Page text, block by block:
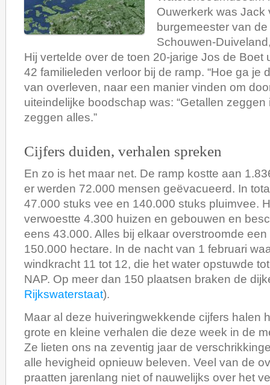
Ouwerkerk was Jack
burgemeester van
Schouwen-
Hij vertelde over de toen 20-jarige Jos de Boet
42 familieleden verloor bij de ramp. “Hoe ga je
van overleven, naar een manier vinden om
uiteindelijke boodschap was: “Getallen
zeggen alles.”
Cijfers duiden, verhalen spreken
En zo is het maar net. De ramp kostte aan
er werden 72.000 mensen geëvacueerd. In
47.000 stuks vee en 140.000 stuks pluimvee.
verwoestte 4.300 huizen en gebouwen en
eens 43.000. Alles bij elkaar overstroomde
150.000 hectare. In de nacht van 1 februari
windkracht 11 tot 12, die het water opstuwde
NAP. Op meer dan 150 plaatsen braken de
Rijkswaterstaat).
Maar al deze huiveringwekkende cijfers halen
grote en kleine verhalen die deze week in de
Ze lieten ons na zeventig jaar de
alle hevigheid opnieuw beleven. Veel van de
praatten jarenlang niet of nauwelijks over het